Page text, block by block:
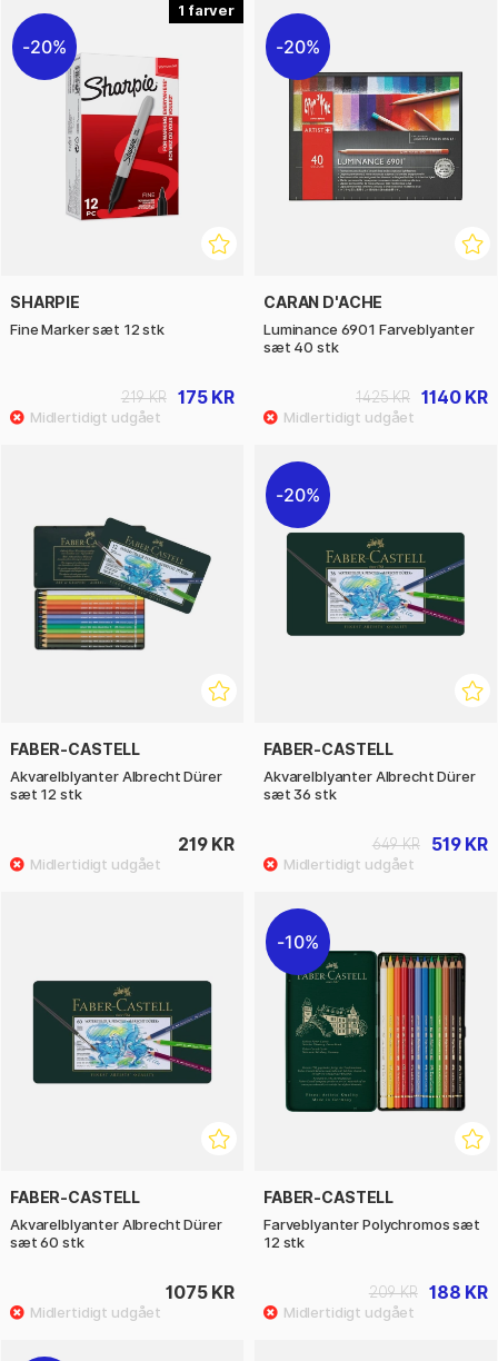
1
20%
SHARPIE
Fine Marker sæt 12 stk
175 KR
219 KR
20%
CARAN D'ACHE
Luminance 6901 Farveblyanter
sæt 40 stk
1140 KR
1425 KR
FABER-CASTELL
Akvarelblyanter Albrecht Dürer
sæt 12 stk
219 KR
20%
FABER-CASTELL
Akvarelblyanter Albrecht Dürer
sæt 36 stk
519 KR
649 KR
FABER-CASTELL
Akvarelblyanter Albrecht Dürer
sæt 60 stk
1075 KR
10%
FABER-CASTELL
Farveblyanter Polychromos sæt
12 stk
188 KR
209 KR